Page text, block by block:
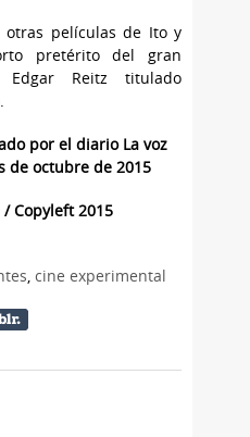
otras películas de Ito y
pretérito del gran
Edgar Reitz titulado
por el diario La voz
de octubre de 2015
/ Copyleft 2015
, cine experimental